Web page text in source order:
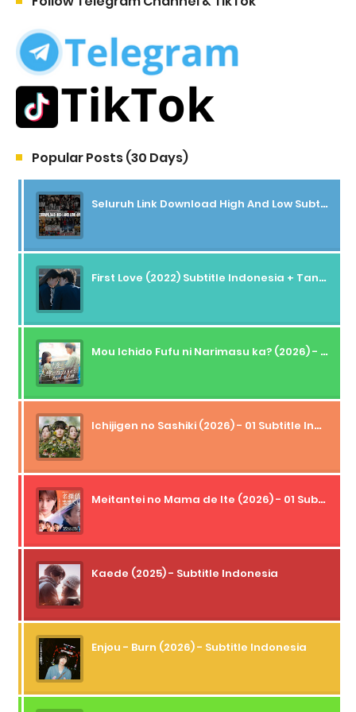
Popular Posts (30 Days)
Seluruh Link Download High And Low Subtitle Indonesia
First Love (2022) Subtitle Indonesia + Tanpa Iklan + Streaming + 1080p
Mou Ichido Fufu ni Narimasu ka? (2026) - 01 Subtitle Indonesia
Ichijigen no Sashiki (2026) - 01 Subtitle Indonesia
Meitantei no Mama de Ite (2026) - 01 Subtitle Indonesia
Kaede (2025) - Subtitle Indonesia
Enjou - Burn (2026) - Subtitle Indonesia